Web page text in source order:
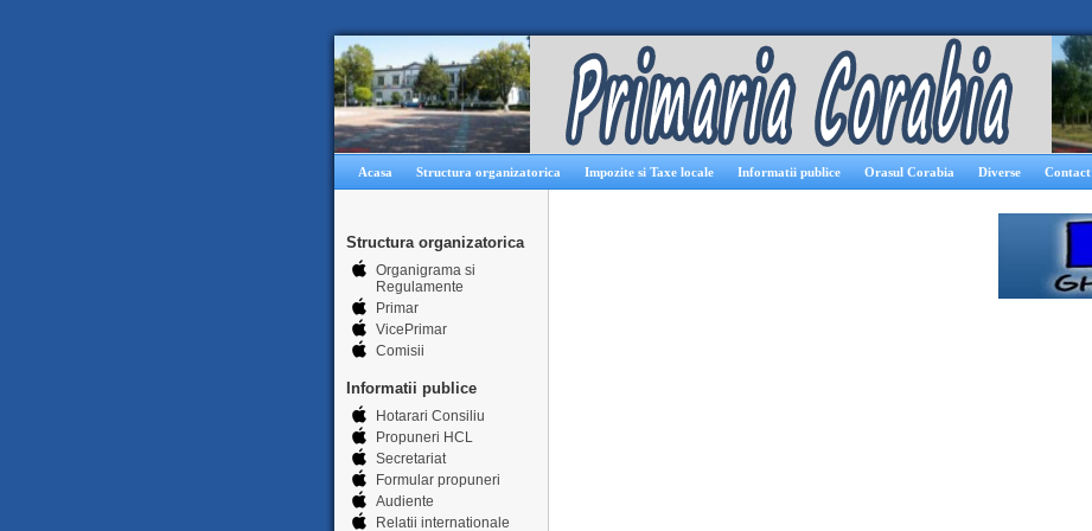
Acasa Structura organizatorica Impozite si Taxe locale Informatii publice Orasul Corabia Diverse Contact
Structura organizatorica
Organigrama si
Regulamente
Primar
VicePrimar
Comisii
Informatii publice
Hotarari Consiliu
Propuneri HCL
Secretariat
Formular propuneri
Audiente
Relatii internationale